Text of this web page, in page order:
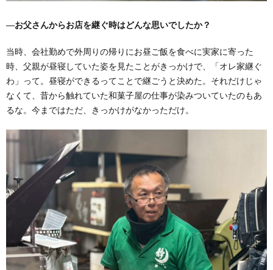
―お父さんからお店を継ぐ時はどんな思いでしたか？
当時、会社勤めで外周りの帰りにお昼ご飯を食べに実家に寄った
時、父親が昼寝していた姿を見たことがきっかけで、「オレ家継ぐ
わ」って。昼寝ができるってことで継ごうと決めた。それだけじゃ
なくて、昔から触れていた和菓子屋の仕事が染みついていたのもあ
るな。今まではただ、きっかけがなかっただけ。